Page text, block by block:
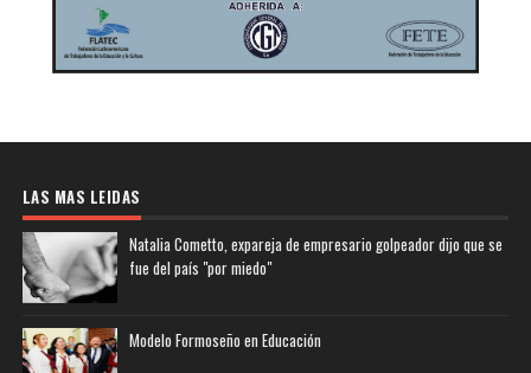
LAS MAS LEIDAS
Natalia Cometto, expareja de empresario golpeador dijo que se
fue del país "por miedo"
Modelo Formoseño en Educación